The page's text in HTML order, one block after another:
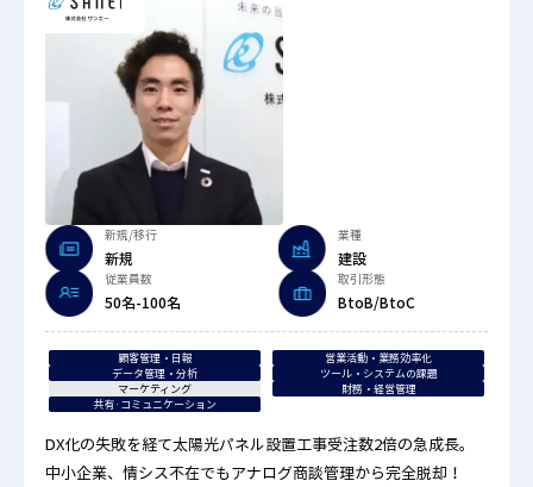
新規/移行
新規
業種
建設
従業員数
50名-100名
取引形態
BtoB/BtoC
顧客管理・日報
営業活動・業務効率化
データ管理・分析
ツール・システムの課題
マーケティング
財務・経営管理
共有·コミュニケーション
DX化の失敗を経て太陽光パネル設置工事受注数2倍の急成長。
中小企業、情シス不在でもアナログ商談管理から完全脱却！